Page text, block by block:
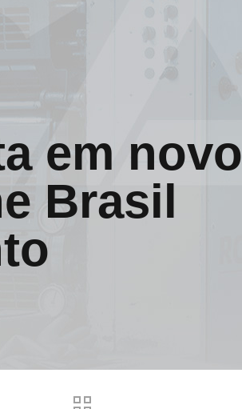
em novo
Brasil